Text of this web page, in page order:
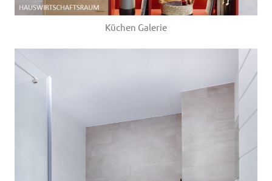
Küchen Galerie